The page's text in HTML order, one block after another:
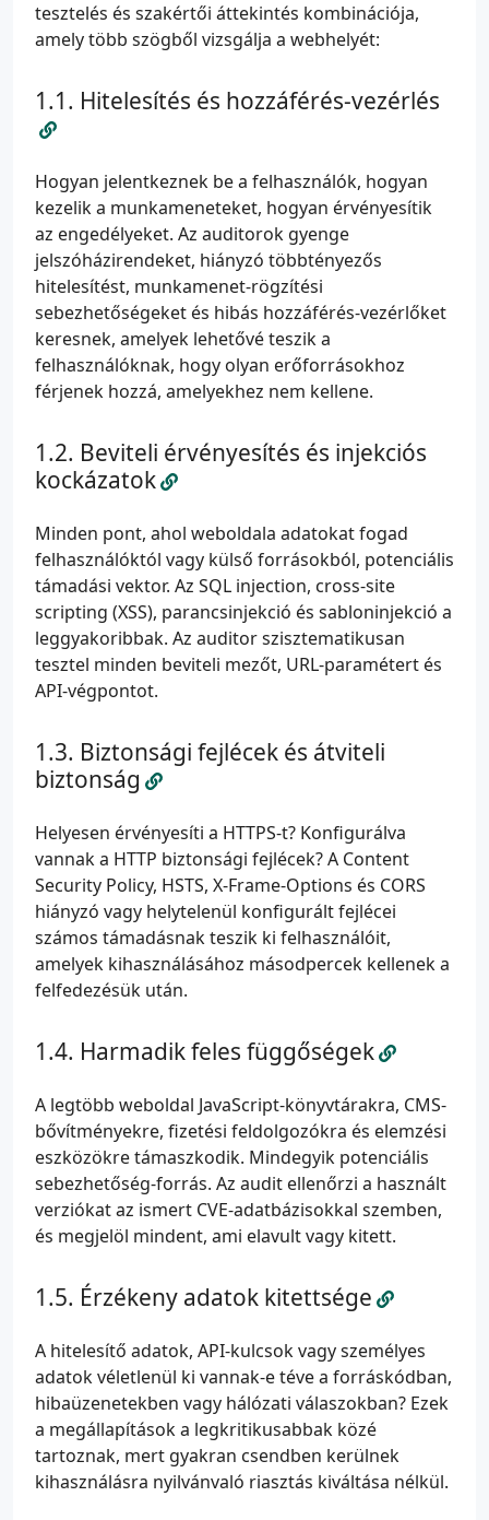
tesztelés és szakértői áttekintés kombinációja,
amely több szögből vizsgálja a webhelyét:
Hitelesítés és hozzáférés-vezérlés
Hogyan jelentkeznek be a felhasználók, hogyan
kezelik a munkameneteket, hogyan érvényesítik
az engedélyeket. Az auditorok gyenge
jelszóházirendeket, hiányzó többtényezős
hitelesítést, munkamenet-rögzítési
sebezhetőségeket és hibás hozzáférés-vezérlőket
keresnek, amelyek lehetővé teszik a
felhasználóknak, hogy olyan erőforrásokhoz
férjenek hozzá, amelyekhez nem kellene.
Beviteli érvényesítés és injekciós
kockázatok
Minden pont, ahol weboldala adatokat fogad
felhasználóktól vagy külső forrásokból, potenciális
támadási vektor. Az SQL injection, cross-site
scripting (XSS), parancsinjekció és sabloninjekció a
leggyakoribbak. Az auditor szisztematikusan
tesztel minden beviteli mezőt, URL-paramétert és
API-végpontot.
Biztonsági fejlécek és átviteli
biztonság
Helyesen érvényesíti a HTTPS-t? Konfigurálva
vannak a HTTP biztonsági fejlécek? A Content
Security Policy, HSTS, X-Frame-Options és CORS
hiányzó vagy helytelenül konfigurált fejlécei
számos támadásnak teszik ki felhasználóit,
amelyek kihasználásához másodpercek kellenek a
felfedezésük után.
Harmadik feles függőségek
A legtöbb weboldal JavaScript-könyvtárakra, CMS-
bővítményekre, fizetési feldolgozókra és elemzési
eszközökre támaszkodik. Mindegyik potenciális
sebezhetőség-forrás. Az audit ellenőrzi a használt
verziókat az ismert CVE-adatbázisokkal szemben,
és megjelöl mindent, ami elavult vagy kitett.
Érzékeny adatok kitettsége
A hitelesítő adatok, API-kulcsok vagy személyes
adatok véletlenül ki vannak-e téve a forráskódban,
hibaüzenetekben vagy hálózati válaszokban? Ezek
a megállapítások a legkritikusabbak közé
tartoznak, mert gyakran csendben kerülnek
kihasználásra nyilvánvaló riasztás kiváltása nélkül.